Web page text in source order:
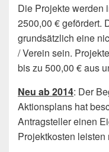
Die Projekte werden
2500,00 € gefördert.
grundsätzlich eine
/ Verein sein.
bis zu 500,00 € aus
Neu ab 2014: Der
Aktionsplans hat
Antragsteller einen
Projektkosten leisten